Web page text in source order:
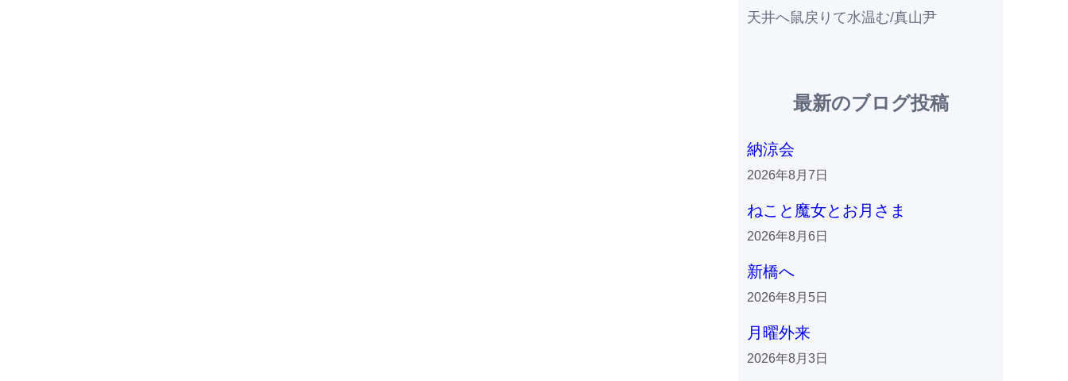
天井へ鼠戻りて水温む/真山尹
最新のブログ投稿
納涼会
2026年8月7日
ねこと魔女とお月さま
2026年8月6日
新橋へ
2026年8月5日
月曜外来
2026年8月3日